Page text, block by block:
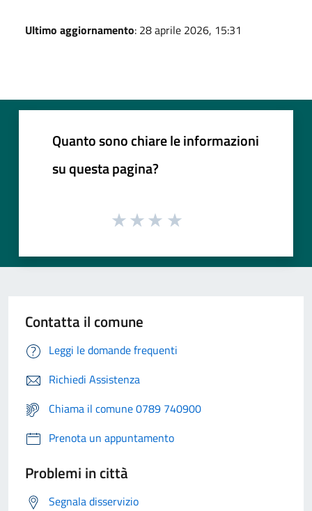
Ultimo aggiornamento: 28 aprile 2026, 15:31
Quanto sono chiare le informazioni
su questa pagina?
Contatta il comune
Leggi le domande frequenti
Richiedi Assistenza
Chiama il comune 0789 740900
Prenota un appuntamento
Problemi in città
Segnala disservizio